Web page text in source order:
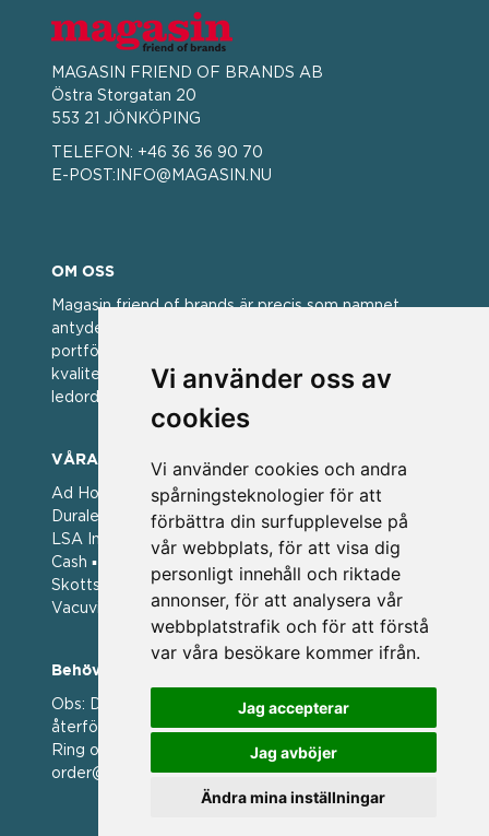
Vi använder oss av
cookies
Vi använder cookies och andra
spårningsteknologier för att
förbättra din surfupplevelse på
vår webbplats, för att visa dig
personligt innehåll och riktade
annonser, för att analysera vår
webbplatstrafik och för att förstå
var våra besökare kommer ifrån.
Jag accepterar
Jag avböjer
Ändra mina inställningar
MAGASIN FRIEND OF BRANDS AB
Östra Storgatan 20
553 21 JÖNKÖPING
TELEFON: +46 36 36 90 70
E-POST: INFO@MAGASIN.NU
OM OSS
Magasin friend of brands är precis som namnet
antyder; en vän av varumärken. Vi har idag en stor
portfölj med välkända varumärken med hög
kvalitet. För oss har kvalitet alltid varit ett av
ledorden och som styrt vår verksamhet.
VÅRA VARUMÄRKEN
Ad Hoc ▪ Bialetti ▪ Cole & Mason ▪ Caps Me ▪
Duralex ▪ Forged ▪ G3 Ferrari ▪ Ken Hom ▪ Kilner ▪
LSA International ▪ Laguiole Style de Vie ▪ Mason
Cash ▪ Pintinox ▪ Plate-it ▪ Price and Kengsington ▪
Skottsberg ▪ Scandinavian Home ▪ Style de Vie ▪
Vacuvin ▪ Viners ▪ Zack ▪ Zyliss
Behöver du hjälp att beställa?
Obs: Detta är en webshop enbart för våra
återförsäljare.
Ring oss på 036 369070 eller mejla till oss på
order@magasin.nu